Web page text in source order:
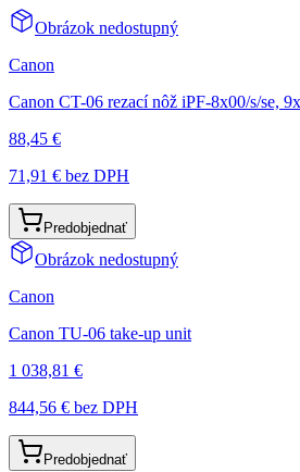
Obrázok nedostupný
Canon
Canon CT-06 rezací nôž iPF-8x00/s/se,
88,45 €
71,91 € bez DPH
Predobjednať
Obrázok nedostupný
Canon
Canon TU-06 take-up unit
1 038,81 €
844,56 € bez DPH
Predobjednať